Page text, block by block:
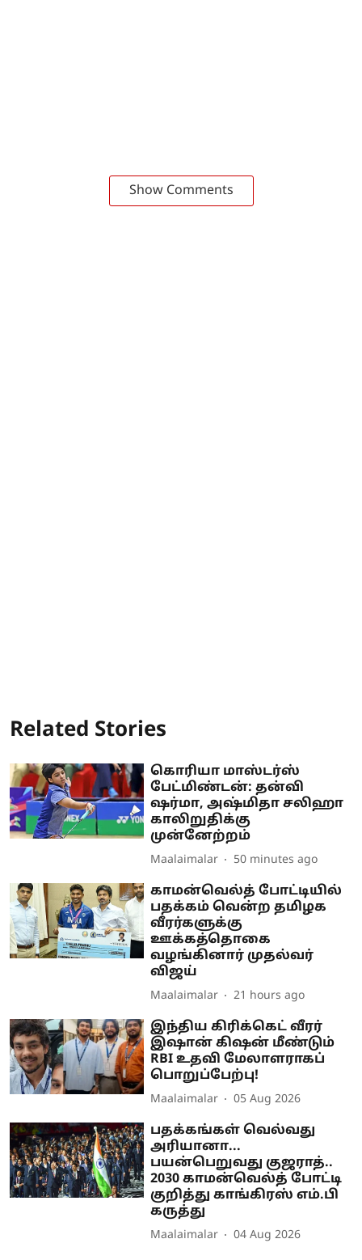
Show Comments
Related Stories
கொரியா மாஸ்டர்ஸ்
பேட்மிண்டன்: தன்வி
ஷர்மா, அஷ்மிதா சலிஹா
காலிறுதிக்கு
முன்னேற்றம்
Maalaimalar 50 minutes ago
காமன்வெல்த் போட்டியில்
பதக்கம் வென்ற தமிழக
வீரர்களுக்கு
ஊக்கத்தொகை
வழங்கினார் முதல்வர்
விஜய்
Maalaimalar 21 hours ago
இந்திய கிரிக்கெட் வீரர்
இஷான் கிஷன் மீண்டும்
RBI உதவி மேலாளராகப்
பொறுப்பேற்பு!
Maalaimalar 05 Aug 2026
பதக்கங்கள் வெல்வது
அரியானா...
பயன்பெறுவது குஜராத்..
2030 காமன்வெல்த் போட்டி
குறித்து காங்கிரஸ் எம்.பி
கருத்து
Maalaimalar 04 Aug 2026